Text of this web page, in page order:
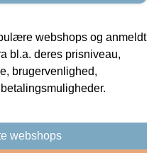
webshops og anmeldt
bl.a. deres prisniveau,
brugervenlighed,
webshops